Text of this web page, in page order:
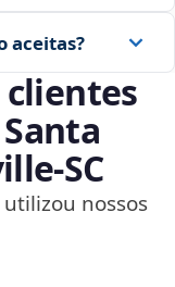
aceitas?
nossos